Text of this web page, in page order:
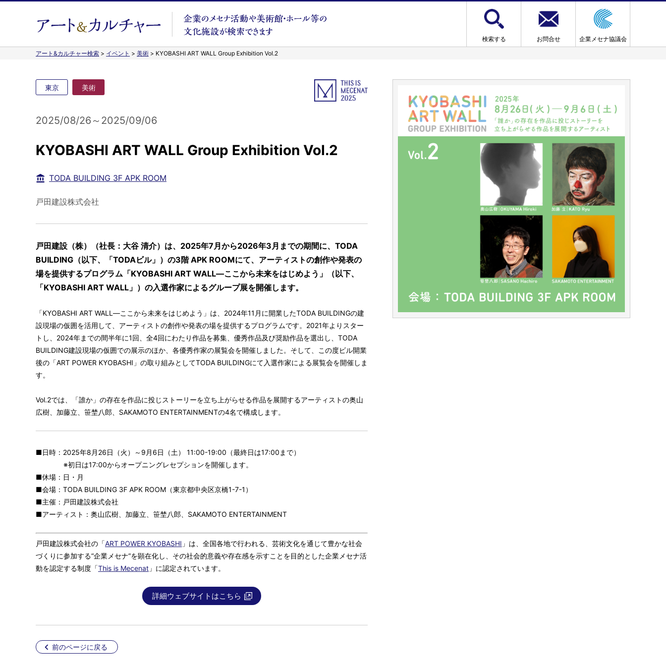
検索する お問合せ
企業メセナ協議会
アート&カルチャー検索 > イベント > 美術 > KYOBASHI ART WALL Group Exhibition Vol.2
東京 美術
2025/08/26～2025/09/06
KYOBASHI ART WALL Group Exhibition Vol.2
TODA BUILDING 3F APK ROOM
戸田建設株式会社
戸田建設（株）（社長：大谷 清介）は、2025年7月から2026年3月までの期間に、TODA
BUILDING（以下、「TODAビル」）の3階 APK ROOMにて、アーティストの創作や発表の
場を提供するプログラム「KYOBASHI ART WALL―ここから未来をはじめよう」（以下、
「KYOBASHI ART WALL」）の入選作家によるグループ展を開催します。
「KYOBASHI ART WALL―ここから未来をはじめよう」は、2024年11月に開業したTODA BUILDINGの建
設現場の仮囲を活用して、アーティストの創作や発表の場を提供するプログラムです。2021年よりスター
トし、2024年までの間半年に1回、全4回にわたり作品を募集、優秀作品及び奨励作品を選出し、TODA
BUILDING建設現場の仮囲での展示のほか、各優秀作家の展覧会を開催しました。そして、この度ビル開業
後の「ART POWER KYOBASHI」の取り組みとしてTODA BUILDINGにて入選作家による展覧会を開催しま
す。
Vol.2では、「誰か」の存在を作品に投じストーリーを立ち上がらせる作品を展開するアーティストの奥山
広樹、加藤立、笹埜八郎、SAKAMOTO ENTERTAINMENTの4名で構成します。
■日時：2025年8月26日（火）～9月6日（土） 11:00-19:00（最終日は17:00まで）
※初日は17:00からオープニングレセプションを開催します。
■休場：日・月
■会場：TODA BUILDING 3F APK ROOM（東京都中央区京橋1-7-1）
■主催：戸田建設株式会社
■アーティスト：奥山広樹、加藤立、笹埜八郎、SAKAMOTO ENTERTAINMENT
戸田建設株式会社の「ART POWER KYOBASHI 」は、全国各地で行われる、芸術文化を通じて豊かな社会
づくりに参加する“企業メセナ”を顕在化し、その社会的意義や存在感を示すことを目的とした企業メセナ活
動を認定する制度「This is Mecenat 」に認定されています。
詳細ウェブサイトはこちら
前のページに戻る